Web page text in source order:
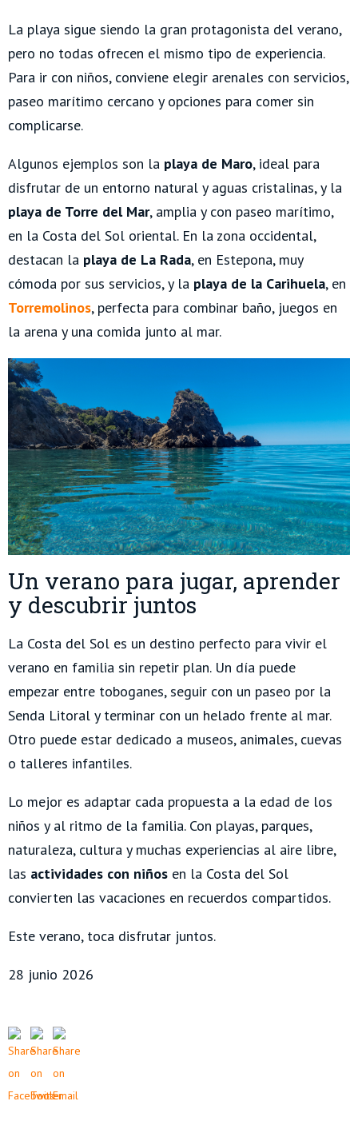
La playa sigue siendo la gran protagonista del verano,
pero no todas ofrecen el mismo tipo de experiencia.
Para ir con niños, conviene elegir arenales con servicios,
paseo marítimo cercano y opciones para comer sin
complicarse.
Algunos ejemplos son la playa de Maro, ideal para
disfrutar de un entorno natural y aguas cristalinas, y la
playa de Torre del Mar, amplia y con paseo marítimo,
en la Costa del Sol oriental. En la zona occidental,
destacan la playa de La Rada, en Estepona, muy
cómoda por sus servicios, y la playa de la Carihuela, en
Torremolinos, perfecta para combinar baño, juegos en
la arena y una comida junto al mar.
Un verano para jugar, aprender
y descubrir juntos
La Costa del Sol es un destino perfecto para vivir el
verano en familia sin repetir plan. Un día puede
empezar entre toboganes, seguir con un paseo por la
Senda Litoral y terminar con un helado frente al mar.
Otro puede estar dedicado a museos, animales, cuevas
o talleres infantiles.
Lo mejor es adaptar cada propuesta a la edad de los
niños y al ritmo de la familia. Con playas, parques,
naturaleza, cultura y muchas experiencias al aire libre,
las actividades con niños en la Costa del Sol
convierten las vacaciones en recuerdos compartidos.
Este verano, toca disfrutar juntos.
28 junio 2026